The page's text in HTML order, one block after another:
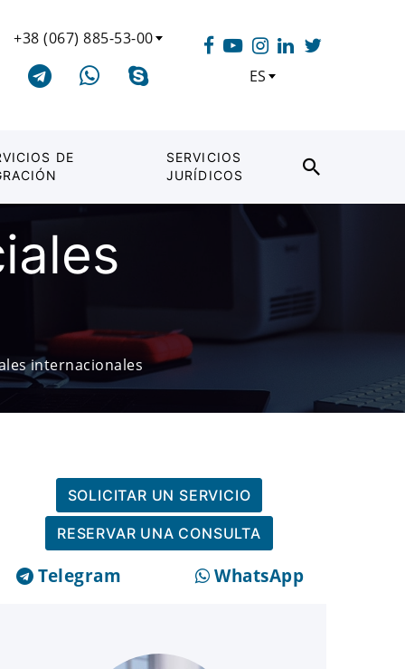
+38 (067) 885-53-00
ES
DE
SERVICIOS
JURÍDICOS
internacionales
SOLICITAR UN SERVICIO
RESERVAR UNA CONSULTA
Telegram WhatsApp